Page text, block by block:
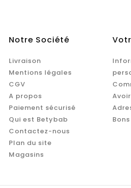
Notre Société
Livraison
Mentions légales
CGV
A propos
Paiement sécurisé
Qui est Betybab
Contactez-nous
Plan du site
Magasins